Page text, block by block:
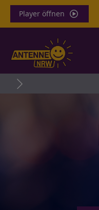
Player öffnen